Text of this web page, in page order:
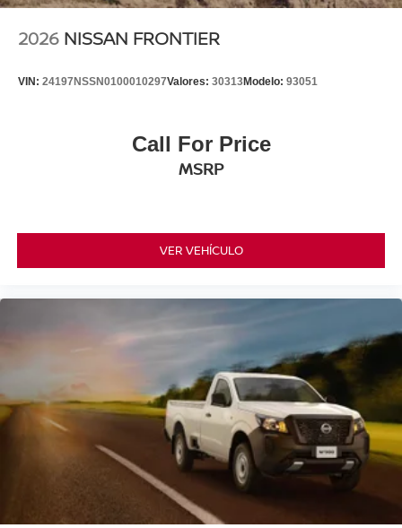
2026 NISSAN FRONTIER
VIN: 24197NSSN0100010297Valores: 30313Modelo: 93051
Call For Price
MSRP
VER VEHÍCULO